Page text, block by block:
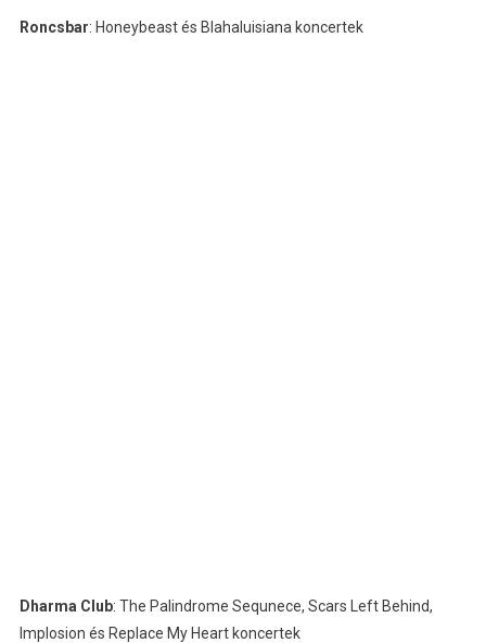
Roncsbar: Honeybeast és Blahaluisiana koncertek
Dharma Club: The Palindrome Sequnece, Scars Left Behind,
Implosion és Replace My Heart koncertek